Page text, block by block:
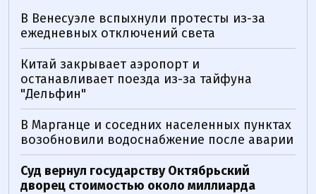
В Венесуэле вспыхнули протесты из-за
ежедневных отключений света
Китай закрывает аэропорт и
останавливает поезда из-за тайфуна
"Дельфин"
В Марганце и соседних населенных пунктах
возобновили водоснабжение после аварии
Суд вернул государству Октябрьский
дворец стоимостью около миллиарда